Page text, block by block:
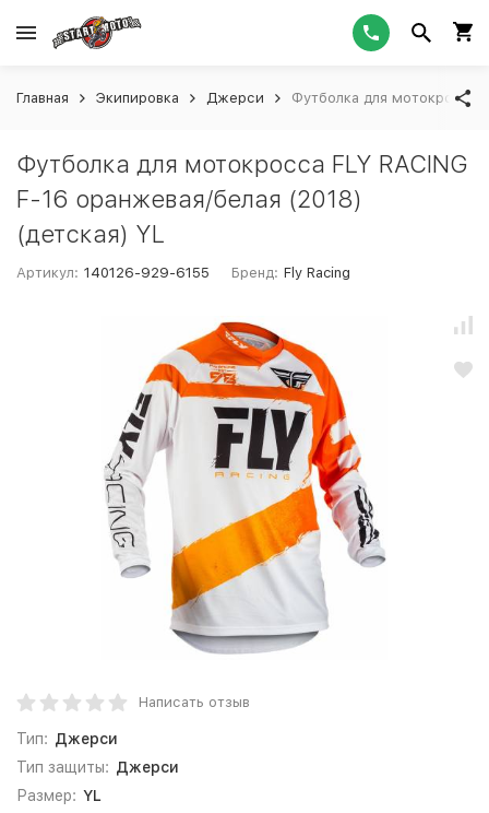
Главная Экипировка Джерси Футболка для мотокросса
Футболка для мотокросса FLY RACING
F-16 оранжевая/белая (2018)
(детская) YL
Артикул: 140126-929-6155 Бренд: Fly Racing
Написать отзыв
Тип: Джерси
Тип защиты: Джерси
Размер: YL